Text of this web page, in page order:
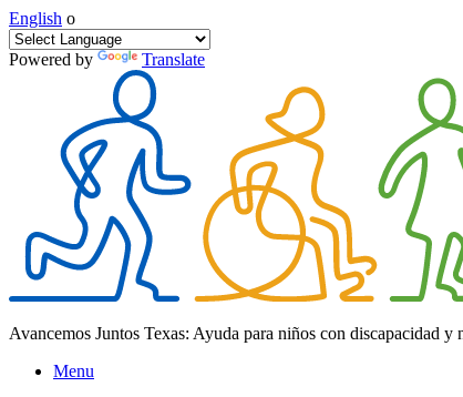
English o
Powered by Translate
Avancemos Juntos Texas: Ayuda para niños con discapacidad y
Menu